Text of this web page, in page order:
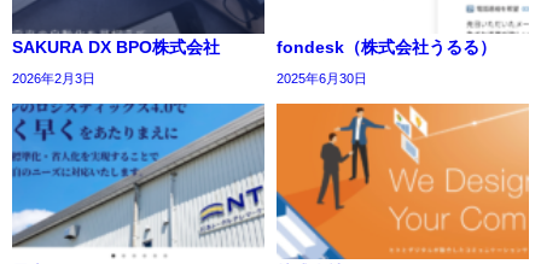
SAKURA DX BPO株式会社
2026年2月3日
fondesk（株式会社うるる）
2025年6月30日